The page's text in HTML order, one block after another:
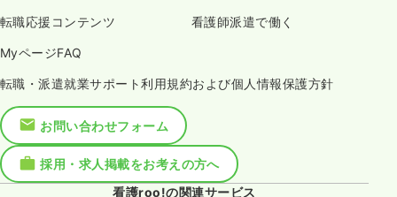
転職応援コンテンツ 看護師派遣で働く
MyページFAQ
転職・派遣就業サポート利用規約および個人情報保護方針
お問い合わせフォーム
採用・求人掲載をお考えの方へ
看護roo!の関連サービス